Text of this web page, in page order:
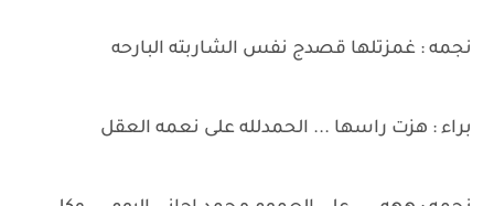
نجمه : غمزتلها قصدج نفس الشاربته البارحه
براء : هزت راسها ... الحمدلله على نعمه العقل